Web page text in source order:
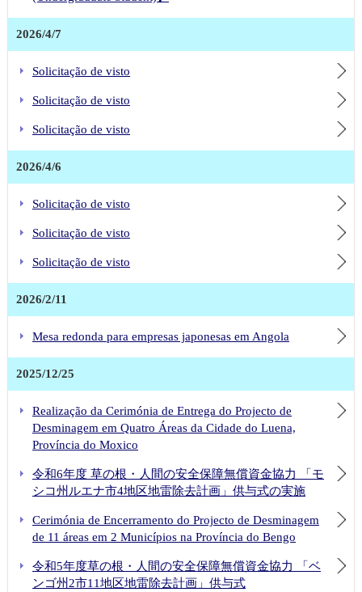
2026/4/7
Solicitação de visto
Solicitação de visto
Solicitação de visto
2026/4/6
Solicitação de visto
Solicitação de visto
Solicitação de visto
2026/2/11
Mesa redonda para empresas japonesas em Angola
2025/12/25
Realização da Cerimónia de Entrega do Projecto de
Desminagem em Quatro Áreas da Cidade do Luena,
Província do Moxico
令和6年度 草の根・人間の安全保障無償資金協力 「モ
シコ州ルエナ市4地区地雷除去計画」供与式の実施
Cerimónia de Encerramento do Projecto de Desminagem
de 11 áreas em 2 Municípios na Província do Bengo
令和5年度草の根・人間の安全保障無償資金協力 「ベ
ンゴ州2市11地区地雷除去計画」供与式